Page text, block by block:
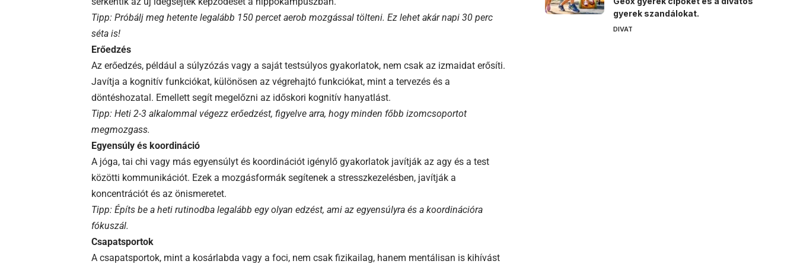
Tipp: Próbálj meg hetente legalább 150 percet aerob mozgással tölteni. Ez lehet akár napi 30 perc
séta is!
Erőedzés
Az erőedzés, például a súlyzózás vagy a saját testsúlyos gyakorlatok, nem csak az izmaidat erősíti.
Javítja a kognitív funkciókat, különösen az végrehajtó funkciókat, mint a tervezés és a
döntéshozatal. Emellett segít megelőzni az időskori kognitív hanyatlást.
Tipp: Heti 2-3 alkalommal végezz erőedzést, figyelve arra, hogy minden főbb izomcsoportot
megmozgass.
Egyensúly és koordináció
A jóga, tai chi vagy más egyensúlyt és koordinációt igénylő gyakorlatok javítják az agy és a test
közötti kommunikációt. Ezek a mozgásformák segítenek a stresszkezelésben, javítják a
koncentrációt és az önismeretet.
Tipp: Építs be a heti rutinodba legalább egy olyan edzést, ami az egyensúlyra és a koordinációra
fókuszál.
Csapatsportok
A csapatsportok, mint a kosárlabda vagy a foci, nem csak fizikailag, hanem mentálisan is kihívást
gyerek szandálokat.
DIVAT